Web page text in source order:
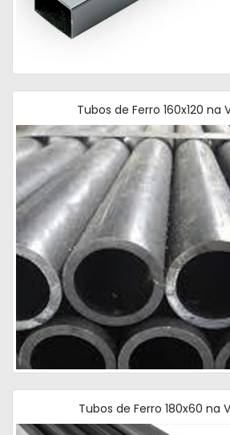
Tubos de Ferro 160x120 na
Tubos de Ferro 180x60 na